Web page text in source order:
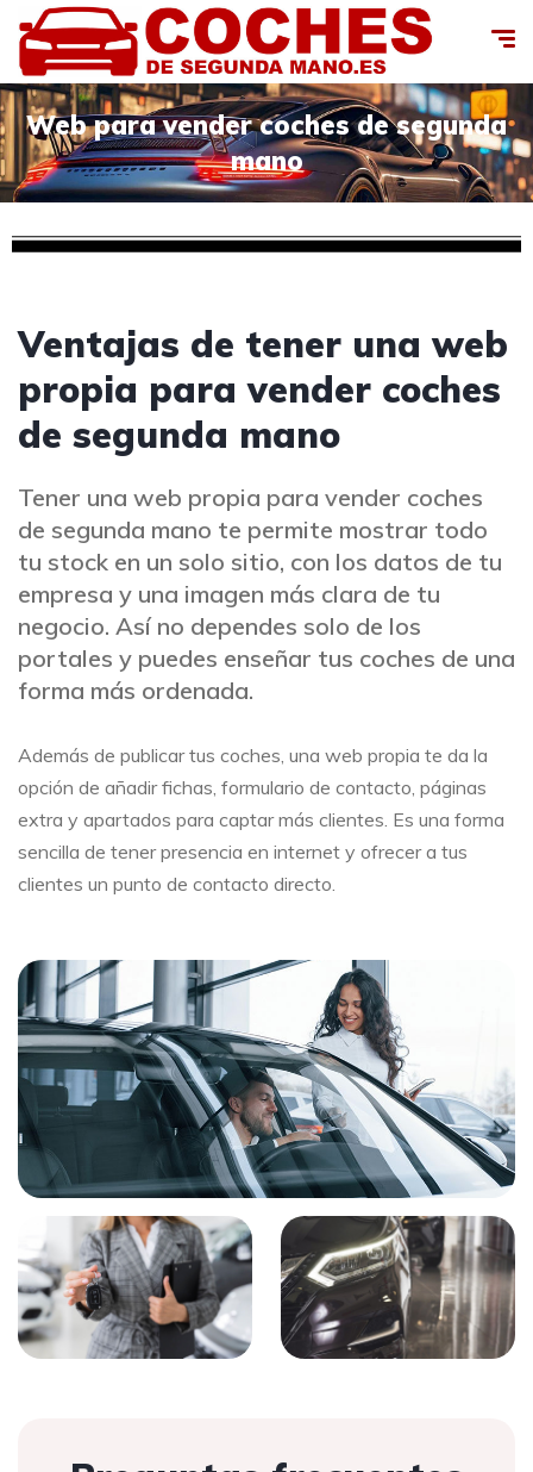
Web para vender coches de segunda
mano
Ventajas de tener una web
propia para vender coches
de segunda mano
Tener una web propia para vender coches
de segunda mano te permite mostrar todo
tu stock en un solo sitio, con los datos de tu
empresa y una imagen más clara de tu
negocio. Así no dependes solo de los
portales y puedes enseñar tus coches de una
forma más ordenada.
Además de publicar tus coches, una web propia te da la
opción de añadir fichas, formulario de contacto, páginas
extra y apartados para captar más clientes. Es una forma
sencilla de tener presencia en internet y ofrecer a tus
clientes un punto de contacto directo.